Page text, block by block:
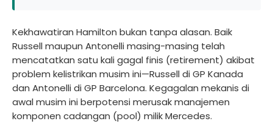
Kekhawatiran Hamilton bukan tanpa alasan. Baik
Russell maupun Antonelli masing-masing telah
mencatatkan satu kali gagal finis (retirement) akibat
problem kelistrikan musim ini—Russell di GP Kanada
dan Antonelli di GP Barcelona. Kegagalan mekanis di
awal musim ini berpotensi merusak manajemen
komponen cadangan (pool) milik Mercedes.